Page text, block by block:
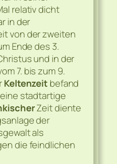
relativ dicht
in der
von der zweiten
Ende des 3.
und in der
7. bis zum 9.
Keltenzeitbefand
stadtartige
Zeit diente
der
als
die feindlichen